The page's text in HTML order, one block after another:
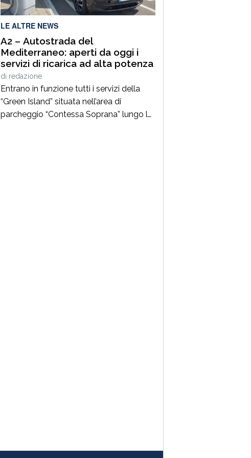
ha richiamato un caloroso […]
LE ALTRE NEWS
A2 – Autostrada del
Mediterraneo: aperti da oggi i
servizi di ricarica ad alta potenza
di redazione
Entrano in funzione tutti i servizi della
“Green Island” situata nell’area di
parcheggio “Contessa Soprana” lungo la